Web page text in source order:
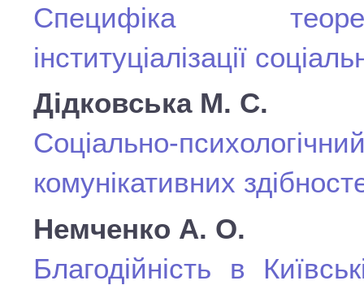
Специфіка
інституціалізації
Дідковська М. С.
Соціально-
комунікативних
Немченко А. О.
Благодійність в